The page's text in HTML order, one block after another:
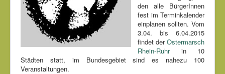
den alle BürgerInnen
fest im Terminkalender
einplanen sollten. Vom
3.04. bis 6.04.2015
findet derOstermarsch
Rhein-Ruhrin 10
Städten statt, im Bundesgebiet sind es nahezu 100
Veranstaltungen.